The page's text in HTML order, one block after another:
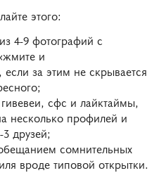
этого:
4-9 фотографий с
и
за этим не скрывается
сфс и лайктаймы,
несколько профилей и
друзей;
сомнительных
вроде типовой открытки.